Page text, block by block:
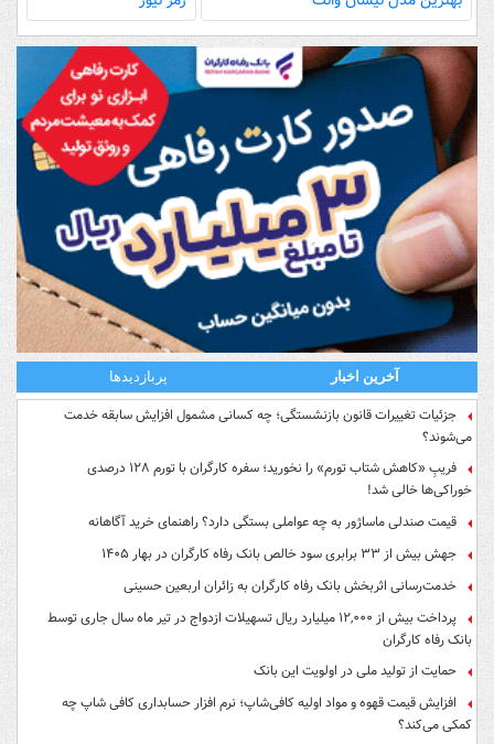
آخرین اخبار پربازدیدها
جزئیات تغییرات قانون بازنشستگی؛ چه کسانی مشمول افزایش سابقه خدمت
می‌شوند؟
فریبِ «کاهش شتاب تورم» را نخورید؛ سفره کارگران با تورم ۱۲۸ درصدی
خوراکی‌ها خالی شد!
قیمت صندلی ماساژور به چه عواملی بستگی دارد؟ راهنمای خرید آگاهانه
جهش بیش از ۳۳ برابری سود خالص بانک رفاه کارگران در بهار ۱۴۰۵
خدمت‌رسانی اثربخش بانک رفاه کارگران به زائران اربعین حسینی
پرداخت بیش از ۱۲,۰۰۰ میلیارد ریال تسهیلات ازدواج در تیر ماه سال جاری توسط
بانک رفاه کارگران
حمایت از تولید ملی در اولویت این بانک
افزایش قیمت قهوه و مواد اولیه کافی‌شاپ؛ نرم افزار حسابداری کافی شاپ چه
کمکی می‌کند؟